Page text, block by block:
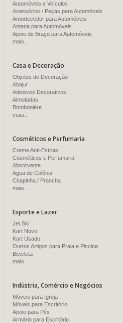
Automóveis e Veículos
Acessórios / Peças para Automóveis
Amortecedor para Automóveis
Antena para Automóveis
Apoio de Braço para Automóveis
mais..
Casa e Decoração
Objetos de Decoração
Abajur
Adesivos Decorativos
Almofadas
Bomboniére
mais..
Cosméticos e Perfumaria
Creme Anti-Estrias
Cosméticos e Perfumaria
Absorvente
Água de Colônia
Chapinha / Prancha
mais..
Esporte e Lazer
Jet Ski
Kart Novo
Kart Usado
Outros Artigos para Praia e Piscina
Bicicleta
mais..
Indústria, Comércio e Negócios
Móveis para Igreja
Móveis para Escritório
Apoio para Pés
Armário para Escritório